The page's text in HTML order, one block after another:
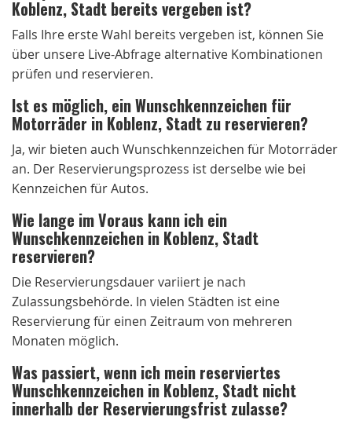
Koblenz, Stadt bereits vergeben ist?
Falls Ihre erste Wahl bereits vergeben ist, können Sie
über unsere Live-Abfrage alternative Kombinationen
prüfen und reservieren.
Ist es möglich, ein Wunschkennzeichen für
Motorräder in Koblenz, Stadt zu reservieren?
Ja, wir bieten auch Wunschkennzeichen für Motorräder
an. Der Reservierungsprozess ist derselbe wie bei
Kennzeichen für Autos.
Wie lange im Voraus kann ich ein
Wunschkennzeichen in Koblenz, Stadt
reservieren?
Die Reservierungsdauer variiert je nach
Zulassungsbehörde. In vielen Städten ist eine
Reservierung für einen Zeitraum von mehreren
Monaten möglich.
Was passiert, wenn ich mein reserviertes
Wunschkennzeichen in Koblenz, Stadt nicht
innerhalb der Reservierungsfrist zulasse?